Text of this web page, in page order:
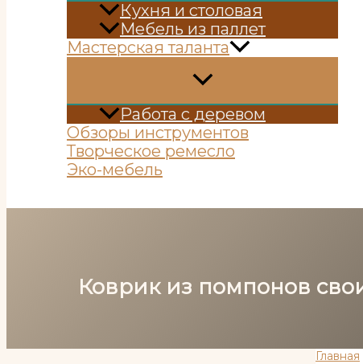
Кухня и столовая
Мебель из паллет
Мастерская таланта
Работа с деревом
Обзоры инструментов
Творческое ремесло
Эко-мебель
Коврик из помпонов
Главная